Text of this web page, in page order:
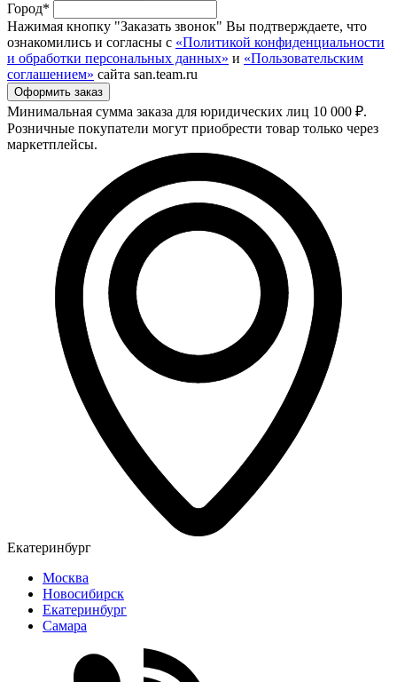
Город*
Нажимая кнопку "Заказать звонок" Вы подтверждаете, что
ознакомились и согласны с «Политикой конфиденциальности
и обработки персональных данных» и «Пользовательским
соглашением» сайта san.team.ru
Минимальная сумма заказа для юридических лиц 10 000 ₽.
Розничные покупатели могут приобрести товар только через
маркетплейсы.
Екатеринбург
Москва
Новосибирск
Екатеринбург
Самара